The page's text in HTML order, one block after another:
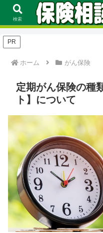
FP資格を持つ保険のプロが保険
すめをランキング形式で徹底解説
PR
ホーム がん保険
定期がん保険の種
ト】について
検索